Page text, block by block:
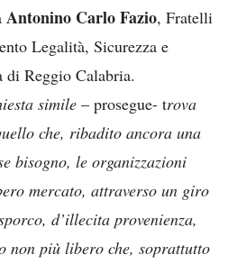
Antonino Carlo Fazio, Fratelli
Legalità, Sicurezza e
Reggio Calabria.
simile – prosegue- trova
che, ribadito ancora una
bisogno, le organizzazioni
mercato, attraverso un giro
d’illecita provenienza,
non più libero che, soprattutto